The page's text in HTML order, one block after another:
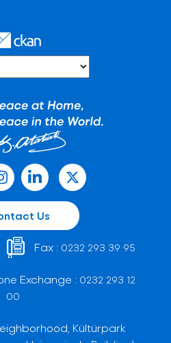
Us
Fax : 0232 293 39 95
Exchange : 0232 293 12
00
Kültürpark